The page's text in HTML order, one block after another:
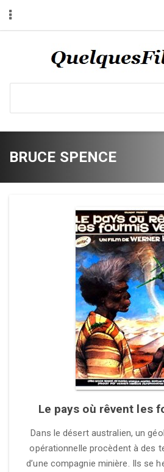
BRUCE SPENCE
Le pays où rêvent les
Dans le désert australien, un
opérationnelle procèdent à des
d’une compagnie minière. Ils se